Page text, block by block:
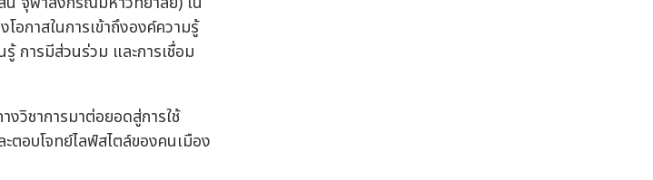
กาสในการเข้าถึงองค์ความรู้
การมีส่วนร่วม และการเชื่อม
วิชาการมาต่อยอดสู่การใช้
ตอบโจทย์ไลฟ์สไตล์ของคนเมือง